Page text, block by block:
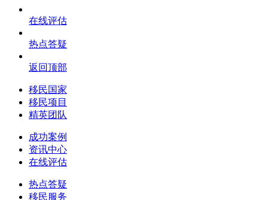
在线评估
热点答疑
返回顶部
移民国家
移民项目
精英团队
成功案例
资讯中心
在线评估
热点答疑
移民服务